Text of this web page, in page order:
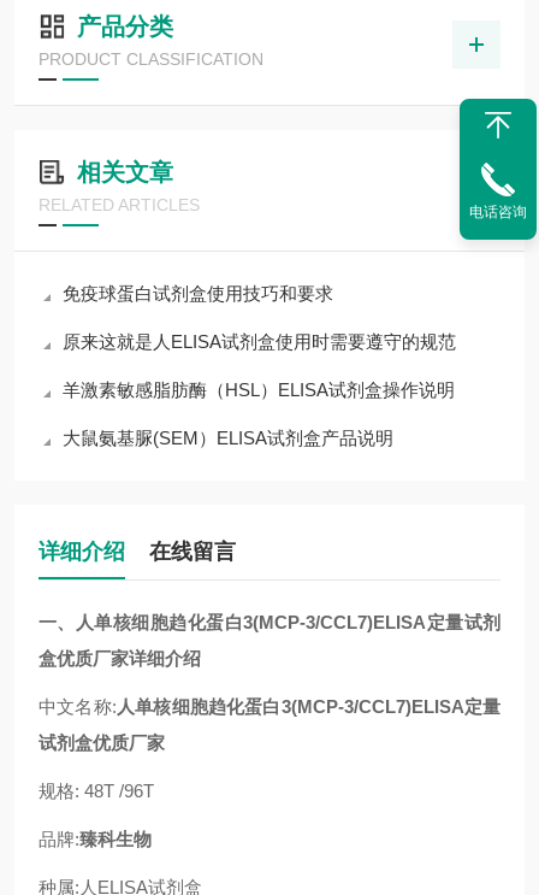
产品分类
PRODUCT CLASSIFICATION
相关文章
RELATED ARTICLES
免疫球蛋白试剂盒使用技巧和要求
原来这就是人ELISA试剂盒使用时需要遵守的规范
羊激素敏感脂肪酶（HSL）ELISA试剂盒操作说明
大鼠氨基脲(SEM）ELISA试剂盒产品说明
详细介绍 在线留言
一、人单核细胞趋化蛋白3(MCP-3/CCL7)ELISA定量试剂
盒优质厂家详细介绍
中文名称: 人单核细胞趋化蛋白3(MCP-3/CCL7)ELISA定量
试剂盒优质厂家
规格: 48T /96T
品牌:臻科生物
种属:人ELISA试剂盒
电话咨询